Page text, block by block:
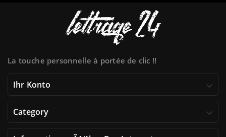
La touche personnelle à portée de clic !!
Ihr Konto 
Category 